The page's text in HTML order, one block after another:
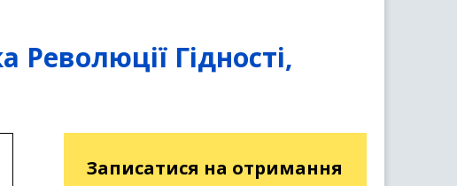
Гідності,
Записатися на отримання